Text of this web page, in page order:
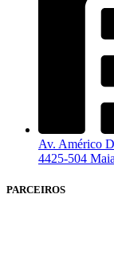
Av. Américo
4425-504 Maia
PARCEIROS